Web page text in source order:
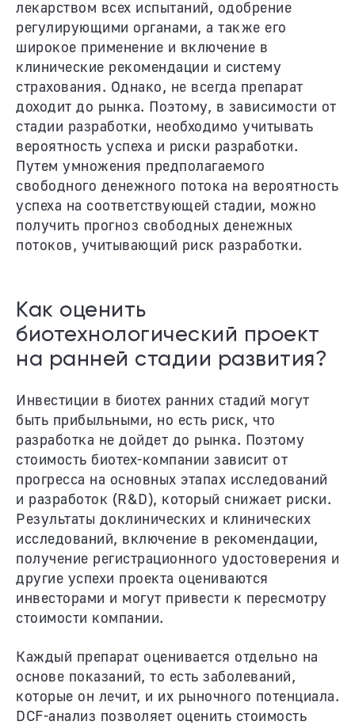
лекарством всех испытаний, одобрение
регулирующими органами, а также его
широкое применение и включение в
клинические рекомендации и систему
страхования. Однако, не всегда препарат
доходит до рынка. Поэтому, в зависимости от
стадии разработки, необходимо учитывать
вероятность успеха и риски разработки.
Путем умножения предполагаемого
свободного денежного потока на вероятность
успеха на соответствующей стадии, можно
получить прогноз свободных денежных
потоков, учитывающий риск разработки.
Как оценить
биотехнологический проект
на ранней стадии развития?
Инвестиции в биотех ранних стадий могут
быть прибыльными, но есть риск, что
разработка не дойдет до рынка. Поэтому
стоимость биотех-компании зависит от
прогресса на основных этапах исследований
и разработок (R&D), который снижает риски.
Результаты доклинических и клинических
исследований, включение в рекомендации,
получение регистрационного удостоверения и
другие успехи проекта оцениваются
инвесторами и могут привести к пересмотру
стоимости компании.
Каждый препарат оценивается отдельно на
основе показаний, то есть заболеваний,
которые он лечит, и их рыночного потенциала.
DCF-анализ позволяет оценить стоимость